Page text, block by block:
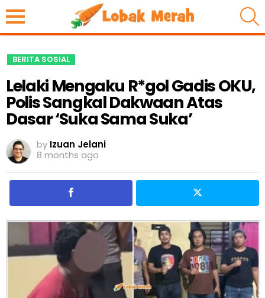
BERITA SOSIAL
Lelaki Mengaku R*gol Gadis OKU,
Polis Sangkal Dakwaan Atas
Dasar ‘Suka Sama Suka’
by Izuan Jelani
8 months ago